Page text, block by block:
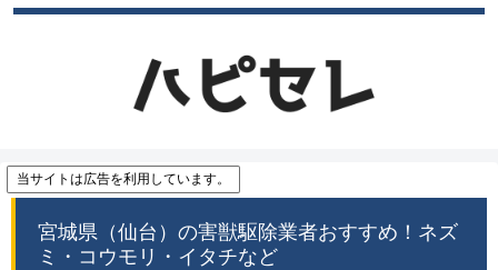
当サイトは広告を利用しています。
宮城県（仙台）の害獣駆除業者おすすめ！ネズ
ミ・コウモリ・イタチなど